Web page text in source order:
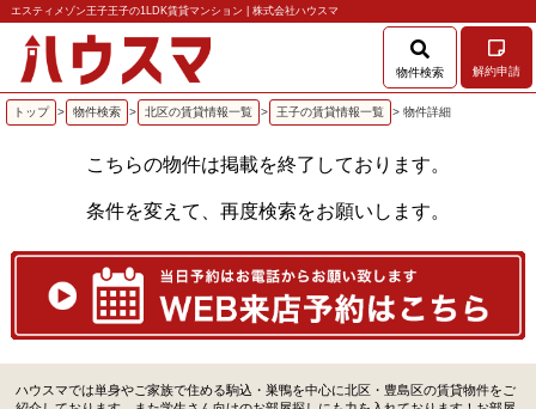
エスティメゾン王子王子の1LDK賃貸マンション | 株式会社ハウスマ
物件検索 解約申請
トップ > 物件検索 > 北区の賃貸情報一覧 > 王子の賃貸情報一覧 > 物件詳細
こちらの物件は掲載を終了しております。
条件を変えて、再度検索をお願いします。
ハウスマでは単身やご家族で住める駒込・巣鴨を中心に北区・豊島区の賃貸物件をご